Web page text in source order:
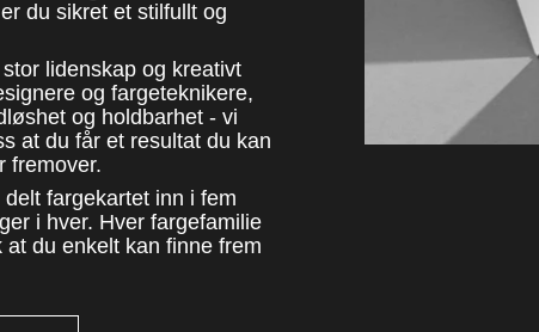
du sikret et stilfullt og
lidenskap og kreativt
og fargeteknikere,
og holdbarhet - vi
at du får et resultat du kan
fremover.
fargekartet inn i fem
i hver. Hver fargefamilie
du enkelt kan finne frem